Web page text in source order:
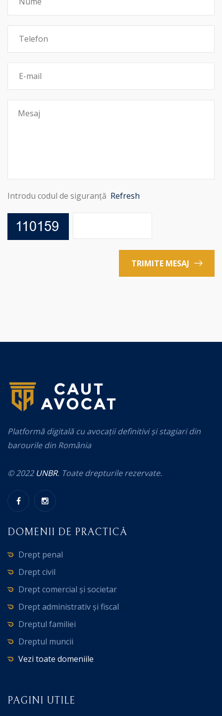
Introdu codul de siguranță Refresh
TRIMITE MESAJ
Platformă digitală cu avocații definitivi și stagiari din
barourile din România
© 2022 UNBR. Toate drepturile rezervate.
DOMENII DE PRACTICĂ
Drept penal
Drept civil
Drept comercial și societar
Drept administrativ și fiscal
Dreptul familiei
Dreptul muncii
Vezi toate domeniile
PAGINI UTILE